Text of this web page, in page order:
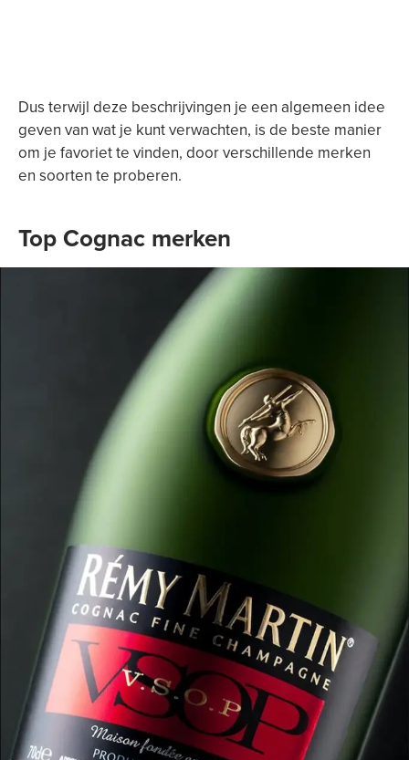
Dus terwijl deze beschrijvingen je een algemeen idee
geven van wat je kunt verwachten, is de beste manier
om je favoriet te vinden, door verschillende merken
en soorten te proberen.
Top Cognac merken